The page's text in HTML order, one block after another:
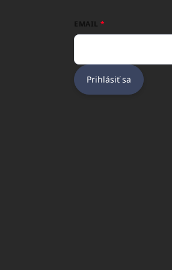
EMAIL
Prihlásiť sa